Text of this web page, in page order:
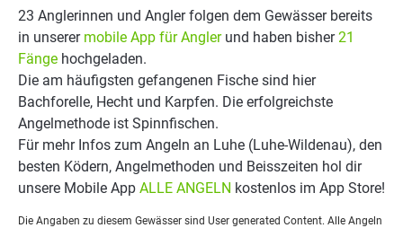
23 Anglerinnen und Angler folgen dem Gewässer bereits
in unserer mobile App für Anglerund haben bisher21
Fänge hochgeladen.
Die am häufigsten gefangenen Fische sind hier
Bachforelle, Hecht und Karpfen. Die erfolgreichste
Angelmethode ist Spinnfischen.
Für mehr Infos zum Angeln an Luhe (Luhe-Wildenau), den
besten Ködern, Angelmethoden und Beisszeiten hol dir
unsere Mobile App ALLE ANGELN kostenlos im App Store!
Die Angaben zu diesem Gewässer sind User generated Content. Alle Angeln